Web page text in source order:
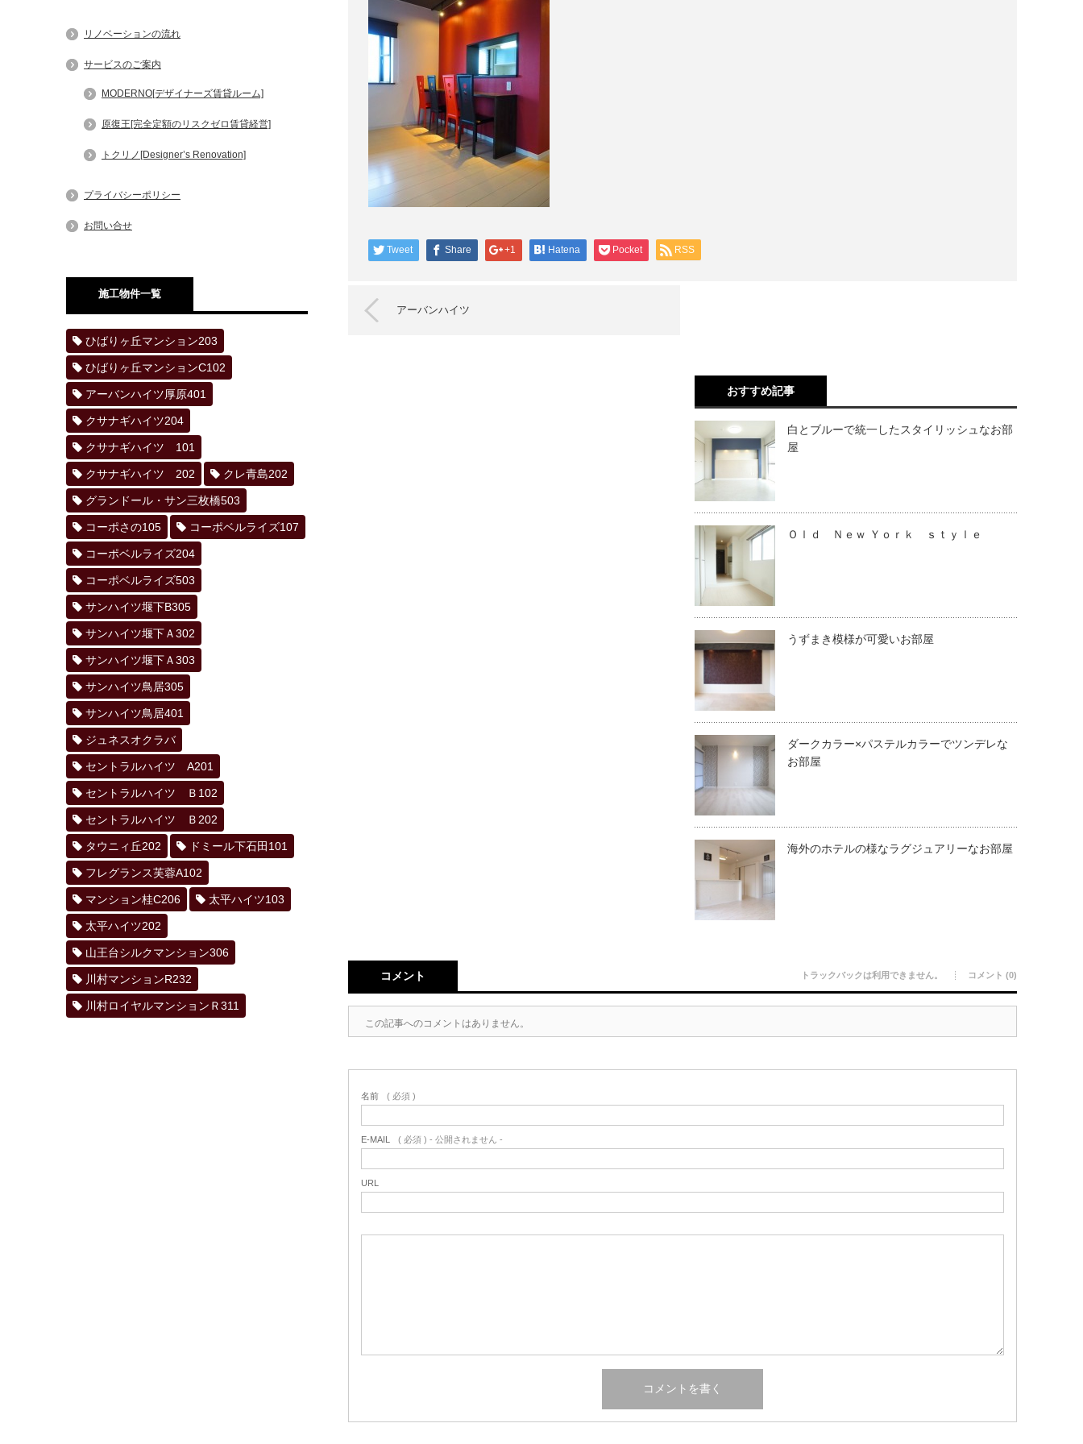
Tweet Share +1 Hatena Pocket RSS
アーバンハイツ
おすすめ記事
白とブルーで統一したスタイリッシュなお部
屋
Ｏｌｄ Ｎｅｗ Ｙｏｒｋ ｓｔｙｌｅ
うずまき模様が可愛いお部屋
ダークカラー×パステルカラーでツンデレな
お部屋
海外のホテルの様なラグジュアリーなお部屋
コメント トラックバックは利用できません。 コメント (0)
この記事へのコメントはありません。
名前 ( 必須 )
E-MAIL ( 必須 ) - 公開されません -
URL
リノベーションの流れ
サービスのご案内
MODERNO[デザイナーズ賃貸ルーム]
原復王[完全定額のリスクゼロ賃貸経営]
トクリノ[Designer’s Renovation]
プライバシーポリシー
お問い合せ
施工物件一覧
ひばりヶ丘マンション203
ひばりヶ丘マンションC102
アーバンハイツ厚原401
クサナギハイツ204
クサナギハイツ 101
クサナギハイツ 202 クレ青島202
グランドール・サン三枚橋503
コーポさの105 コーポベルライズ107
コーポベルライズ204
コーポベルライズ503
サンハイツ堰下B305
サンハイツ堰下Ａ302
サンハイツ堰下Ａ303
サンハイツ鳥居305
サンハイツ鳥居401
ジュネスオクラバ
セントラルハイツ A201
セントラルハイツ Ｂ102
セントラルハイツ Ｂ202
タウニィ丘202 ドミール下石田101
フレグランス芙蓉A102
マンション桂C206 太平ハイツ103
太平ハイツ202
山王台シルクマンション306
川村マンションR232
川村ロイヤルマンションＲ311